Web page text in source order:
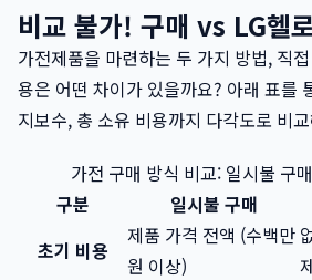
비교 불가! 구매 vs LG헬
가전제품을 마련하는 두 가지 방법, 직
용은 어떤 차이가 있을까요? 아래 표를
지보수, 총 소유 비용까지 다각도로 비
가전 구매 방식 비교: 일시불 구
구분
일시불 구매
초기 비용
제품 가격 전액 (수백만
원 이상)